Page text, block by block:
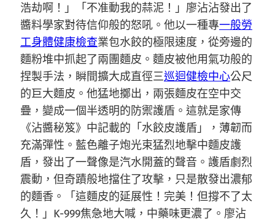
浩劫啊！」「不准動我的蒜泥！」廖沾沾發出了
醬料學家對待信仰般的怒吼。他以一種專一般勞
工身體健康檢查業包水餃的極限速度，從旁邊的
麵粉堆中抓起了兩團麵皮。麵皮被他用氣功般的
捏製手法，瞬間擴大成直徑三巡迴健檢中心公尺
的巨大麵皮。他猛地擲出，兩張麵皮在空中交
疊，變成一個半透明的防禦護盾。這就是家傳
《沾醬秘笈》中記載的「水餃皮護盾」，薄韌而
充滿彈性。藍色離子炮光束猛烈地擊中麵皮護
盾，發出了一聲像是汽水開蓋的聲音。護盾劇烈
震動，但奇蹟般地擋住了攻擊，只是散發出濃郁
的麵香。「這麵皮的延展性！完美！但撐不了太
久！」K-999焦急地大喊，中藥味更濃了。廖沾